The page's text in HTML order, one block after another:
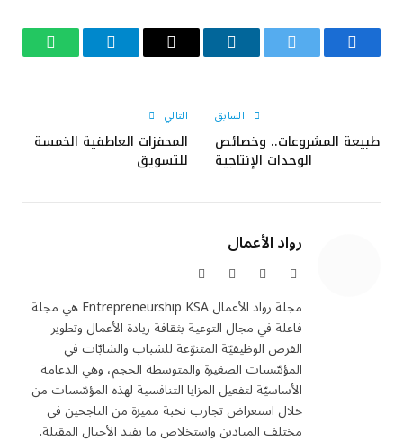
فيسبوك تويتر لينكدإن
البريد
تيلقرام واتساب
السابق
طبيعة المشروعات.. وخصائص
الوحدات الإنتاجية
التالي
المحفزات العاطفية الخمسة
للتسويق
رواد الأعمال
فيسبوك الانستغرام
مجلة رواد الأعمال Entrepreneurship KSA هي مجلة
فاعلة في مجال التوعية بثقافة ريادة الأعمال وتطوير
الفرص الوظيفيّة المتنوّعة للشباب والشابّات في
المؤسّسات الصغيرة والمتوسطة الحجم، وهي الدعامة
الأساسيّة لتفعيل المزايا التنافسية لهذه المؤسّسات من
خلال استعراض تجارب نخبة مميزة من الناجحين في
مختلف الميادين واستخلاص ما يفيد الأجيال المقبلة.